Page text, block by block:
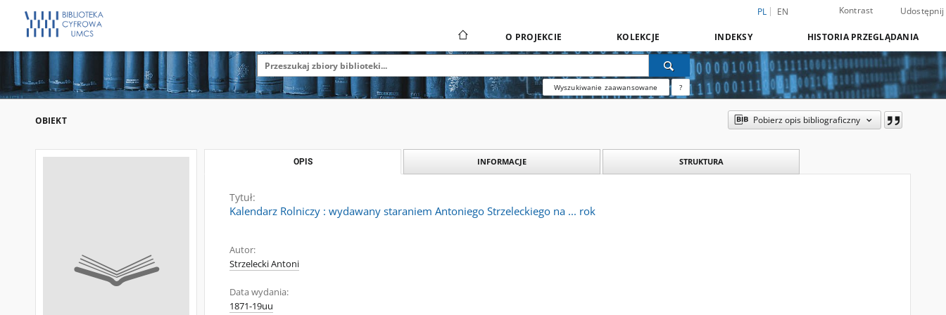
PL EN Kontrast Udostępnij
O PROJEKCIE KOLEKCJE INDEKSY HISTORIA PRZEGLĄDANIA
Wyszukiwanie zaawansowane ?
OBIEKT Pobierz opis bibliograficzny
OPIS INFORMACJE STRUKTURA
Tytuł:
Kalendarz Rolniczy : wydawany staraniem Antoniego Strzeleckiego na ... rok
Autor:
Strzelecki Antoni
Data wydania:
1871-19uu